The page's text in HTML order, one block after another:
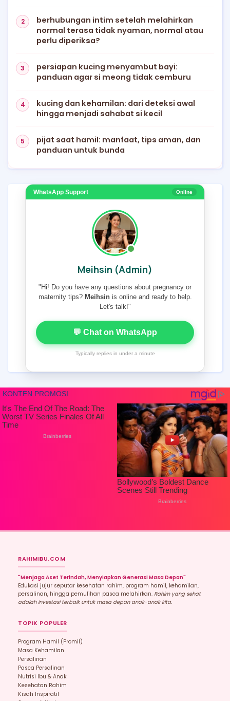
berhubungan intim setelah melahirkan
normal terasa tidak nyaman, normal atau
perlu diperiksa?
persiapan kucing menyambut bayi:
panduan agar si meong tidak cemburu
kucing dan kehamilan: dari deteksi awal
hingga menjadi sahabat si kecil
pijat saat hamil: manfaat, tips aman, dan
panduan untuk bunda
WhatsApp Support Online
Meihsin (Admin)
"Hi! Do you have any questions about pregnancy or
maternity tips? Meihsinis online and ready to help.
Let's talk!"
💬 Chat on WhatsApp
Typically replies in under a minute
RAHIMIBU.COM
"Menjaga Aset Terindah, Menyiapkan Generasi Masa Depan"
Edukasi jujur seputar kesehatan rahim, program hamil, kehamilan,
persalinan, hingga pemulihan pasca melahirkan. Rahim yang sehat
adalah investasi terbaik untuk masa depan anak-anak kita.
TOPIK POPULER
Program Hamil (promil)
Masa Kehamilan
Persalinan
Pasca Persalinan
Nutrisi Ibu & Anak
Kesehatan Rahim
Kisah Inspiratif